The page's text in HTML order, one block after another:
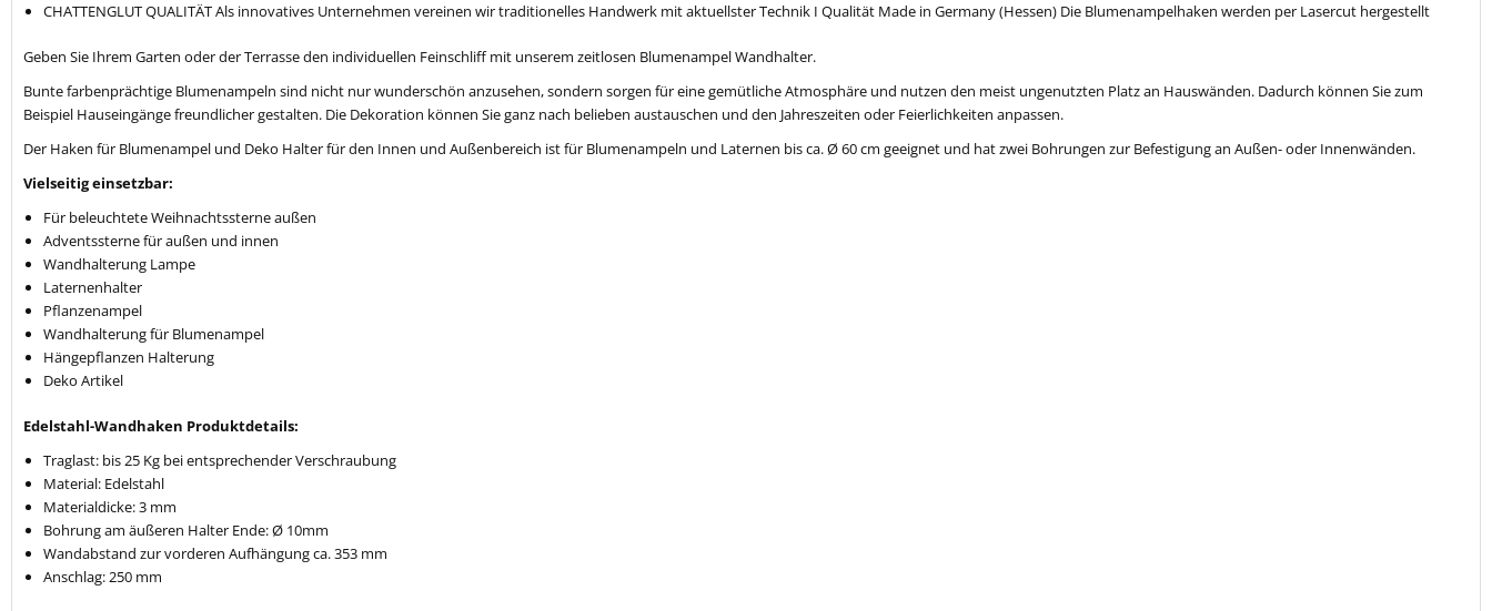
CHATTENGLUT QUALITÄT Als innovatives Unternehmen vereinen wir traditionelles Handwerk mit aktuellster Technik I Qualität Made in Germany (Hessen) Die Blumenampelhaken werden per Lasercut hergestellt
Geben Sie Ihrem Garten oder der Terrasse den individuellen Feinschliff mit unserem zeitlosen Blumenampel Wandhalter.
Bunte farbenprächtige Blumenampeln sind nicht nur wunderschön anzusehen, sondern sorgen für eine gemütliche Atmosphäre und nutzen den meist ungenutzten Platz an Hauswänden. Dadurch können Sie zum
Beispiel Hauseingänge freundlicher gestalten. Die Dekoration können Sie ganz nach belieben austauschen und den Jahreszeiten oder Feierlichkeiten anpassen.
Der Haken für Blumenampel und Deko Halter für den Innen und Außenbereich ist für Blumenampeln und Laternen bis ca. Ø 60 cm geeignet und hat zwei Bohrungen zur Befestigung an Außen- oder Innenwänden.
Vielseitig einsetzbar:
Für beleuchtete Weihnachtssterne außen
Adventssterne für außen und innen
Wandhalterung Lampe
Laternenhalter
Pflanzenampel
Wandhalterung für Blumenampel
Hängepflanzen Halterung
Deko Artikel
Edelstahl-Wandhaken Produktdetails:
Traglast: bis 25 Kg bei entsprechender Verschraubung
Material: Edelstahl
Materialdicke: 3 mm
Bohrung am äußeren Halter Ende: Ø 10mm
Wandabstand zur vorderen Aufhängung ca. 353 mm
Anschlag: 250 mm